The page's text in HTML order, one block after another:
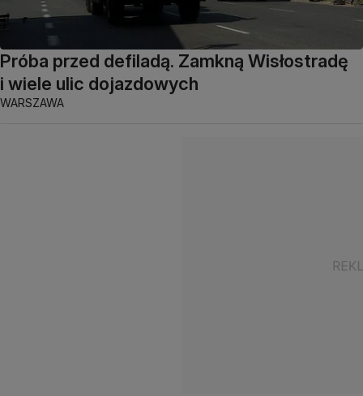
Próba przed defiladą. Zamkną Wisłostradę
i wiele ulic dojazdowych
WARSZAWA